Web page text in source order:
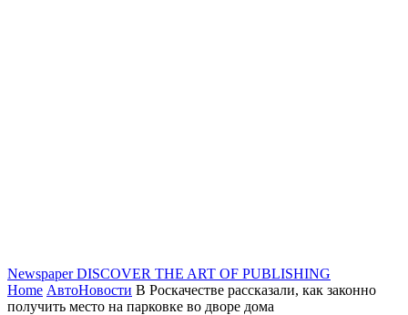
Newspaper DISCOVER THE ART OF PUBLISHING
Home АвтоНовости В Роскачестве рассказали, как законно
получить место на парковке во дворе дома